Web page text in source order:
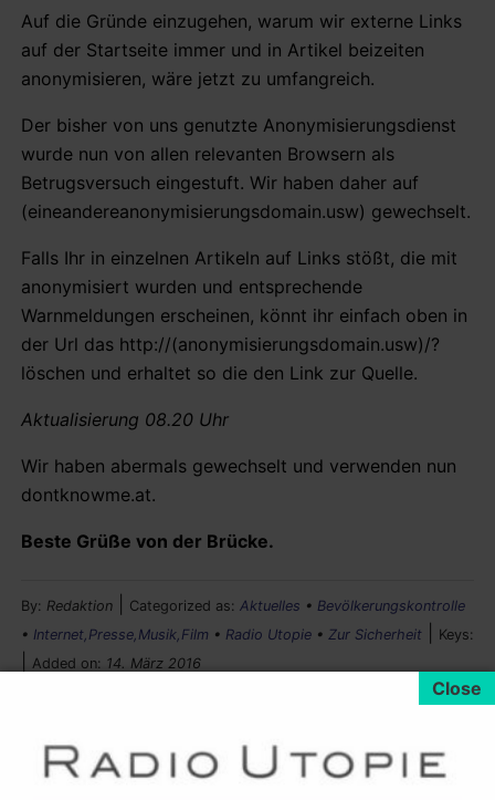
Auf die Gründe einzugehen, warum wir externe Links
auf der Startseite immer und in Artikel beizeiten
anonymisieren, wäre jetzt zu umfangreich.
Der bisher von uns genutzte Anonymisierungsdienst
wurde nun von allen relevanten Browsern als
Betrugsversuch eingestuft. Wir haben daher auf
(eineandereanonymisierungsdomain.usw) gewechselt.
Falls Ihr in einzelnen Artikeln auf Links stößt, die mit
anonymisiert wurden und entsprechende
Warnmeldungen erscheinen, könnt ihr einfach oben in
der Url das http://(anonymisierungsdomain.usw)/?
löschen und erhaltet so die den Link zur Quelle.
Aktualisierung 08.20 Uhr
Wir haben abermals gewechselt und verwenden nun
dontknowme.at.
Beste Grüße von der Brücke.
By: Redaktion Categorized as: Aktuelles • Bevölkerungskontrolle
• Internet,Presse,Musik,Film • Radio Utopie • Zur Sicherheit Keys:
Added on: 14. März 2016